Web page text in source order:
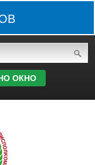
ОКНО